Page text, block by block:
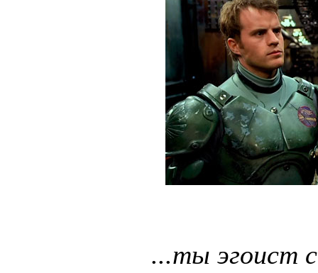
...ты эгоист с